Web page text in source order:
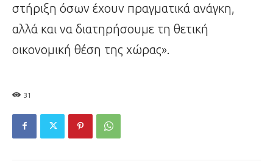
στήριξη όσων έχουν πραγματικά ανάγκη,
αλλά και να διατηρήσουμε τη θετική
οικονομική θέση της χώρας».
31